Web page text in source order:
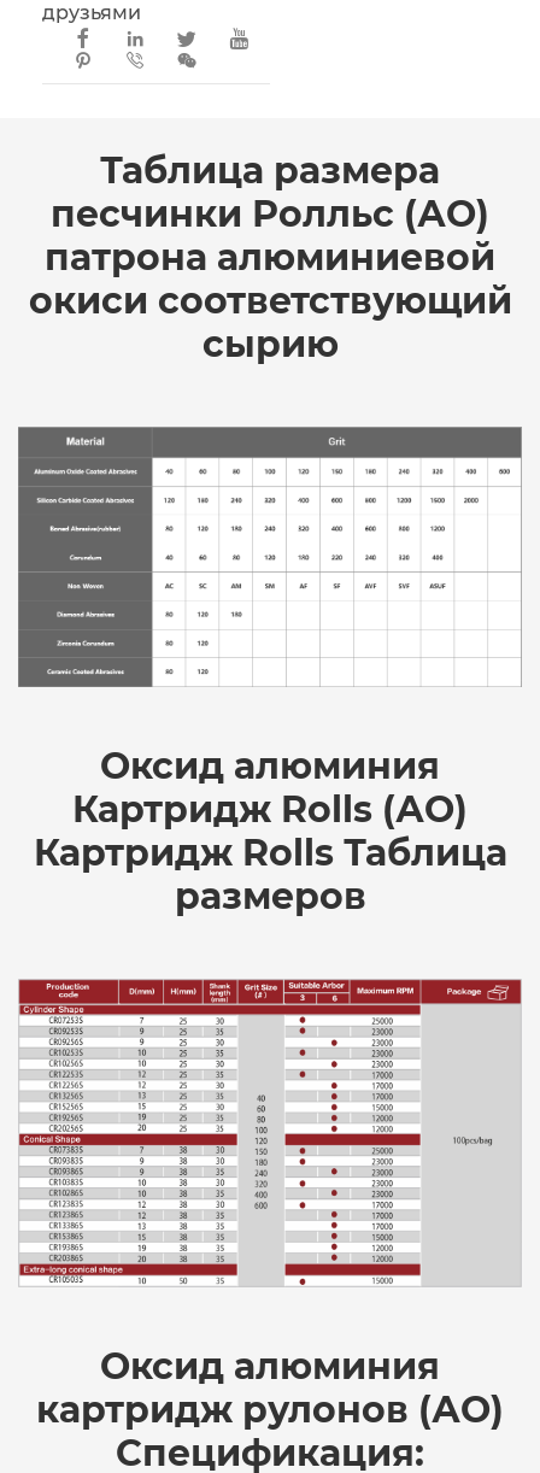
друзьями
  


 
Таблица размера
песчинки Ролльс (АО)
патрона алюминиевой
окиси соответствующий
сырию
Оксид алюминия
Картридж Rolls (АО)
Картридж Rolls Таблица
размеров
Оксид алюминия
картридж рулонов (АО)
Спецификация: